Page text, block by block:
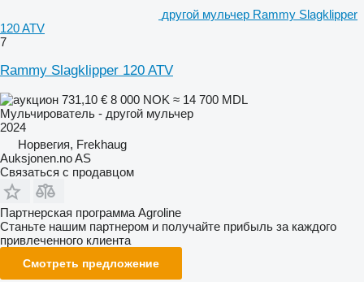
другой мульчер Rammy Slagklipper
120 ATV
7
Rammy Slagklipper 120 ATV
731,10 € 8 000 NOK ≈ 14 700 MDL
Мульчирователь - другой мульчер
2024
Норвегия, Frekhaug
Auksjonen.no AS
Связаться с продавцом
Партнерская программа Agroline
Станьте нашим партнером и получайте прибыль за каждого
привлеченного клиента
Смотреть предложение